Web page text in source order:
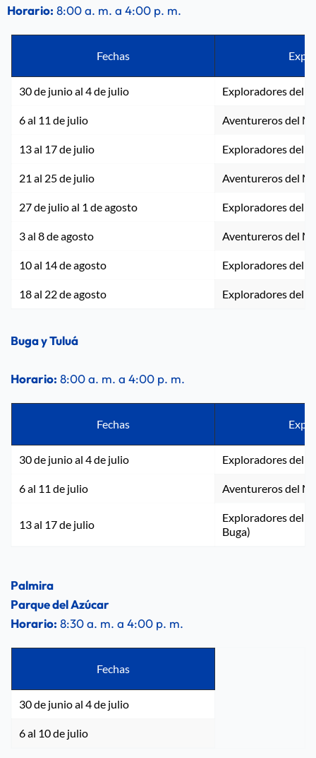
Horario: 8:00 a. m. a 4:00 p. m.
Fechas
30 de junio al 4 de julio Exploradores del
6 al 11 de julio Aventureros del
13 al 17 de julio Exploradores del
21 al 25 de julio Aventureros del
27 de julio al 1 de agosto Exploradores del
3 al 8 de agosto Aventureros del
10 al 14 de agosto Exploradores del
18 al 22 de agosto Exploradores del
Buga y Tuluá
Horario: 8:00 a. m. a 4:00 p. m.
Fechas
30 de junio al 4 de julio Exploradores del
6 al 11 de julio Aventureros del
13 al 17 de julio
Exploradores del
Buga)
Palmira
Parque del Azúcar
Horario: 8:30 a. m. a 4:00 p. m.
Fechas
30 de junio al 4 de julio
6 al 10 de julio